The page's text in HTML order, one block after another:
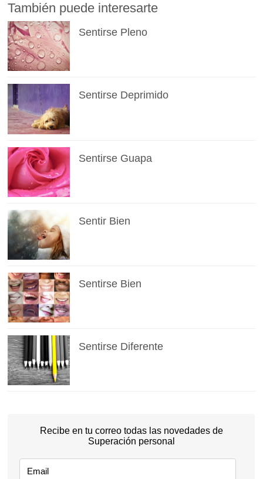
También puede interesarte
Sentirse Pleno
Sentirse Deprimido
Sentirse Guapa
Sentir Bien
Sentirse Bien
Sentirse Diferente